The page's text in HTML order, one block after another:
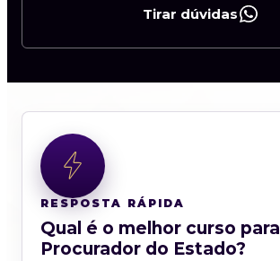
Tirar dúvidas
RESPOSTA RÁPIDA
Qual é o melhor curso para
Procurador do Estado?